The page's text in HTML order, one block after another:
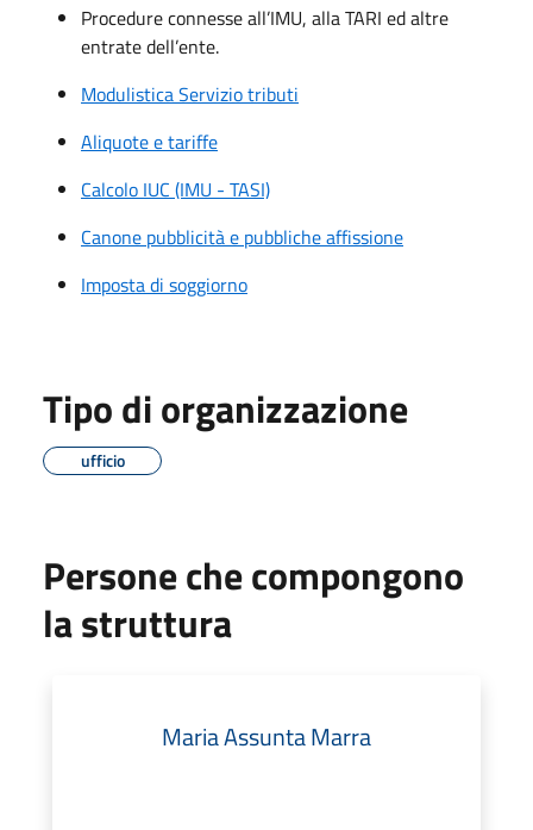
Procedure connesse all’IMU, alla TARI ed altre
entrate dell’ente.
Modulistica Servizio tributi
Aliquote e tariffe
Calcolo IUC (IMU - TASI)
Canone pubblicità e pubbliche affissione
Imposta di soggiorno
Tipo di organizzazione
ufficio
Persone che compongono
la struttura
Maria Assunta Marra